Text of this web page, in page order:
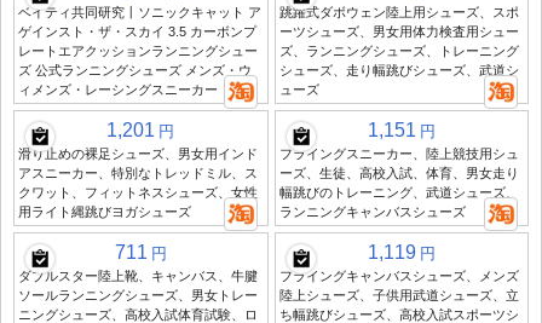
ベイティ共同研究丨ソニックキャット ア
ゲインスト・ザ・スカイ 3.5 カーボンプ
レートエアクッションランニングシュー
ズ 公式ランニングシューズ メンズ・ウ
ィメンズ・レーシングスニーカー
跳躍式ダボウェン陸上用シューズ、スポ
ーツシューズ、男女用体力検査用シュー
ズ、ランニングシューズ、トレーニング
シューズ、走り幅跳びシューズ、武道シ
ューズ
1,201 円
滑り止めの裸足シューズ、男女用インド
アスニーカー、特別なトレッドミル、ス
クワット、フィットネスシューズ、女性
用ライト縄跳びヨガシューズ
1,151 円
フライングスニーカー、陸上競技用シュ
ーズ、生徒、高校入試、体育、男女走り
幅跳びのトレーニング、武道シューズ、
ランニングキャンバスシューズ
711 円
ダブルスター陸上靴、キャンバス、牛腱
ソールランニングシューズ、男女トレー
ニングシューズ、高校入試体育試験、ロ
1,119 円
フライングキャンバスシューズ、メンズ
陸上シューズ、子供用武道シューズ、立
ち幅跳びシューズ、高校入試スポーツシ